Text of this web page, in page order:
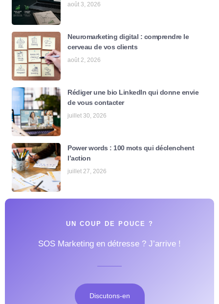
août 3, 2026
Neuromarketing digital : comprendre le
cerveau de vos clients
août 2, 2026
Rédiger une bio LinkedIn qui donne envie
de vous contacter
juillet 30, 2026
Power words : 100 mots qui déclenchent
l’action
juillet 27, 2026
UN COUP DE POUCE ?
SOS Marketing en détresse ? J’arrive !
Discutons-en